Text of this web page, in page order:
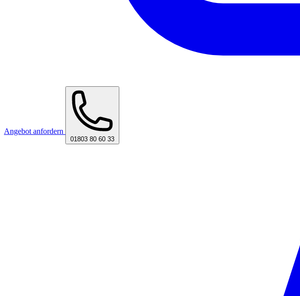
Angebot anfordern
01803 80 60 33